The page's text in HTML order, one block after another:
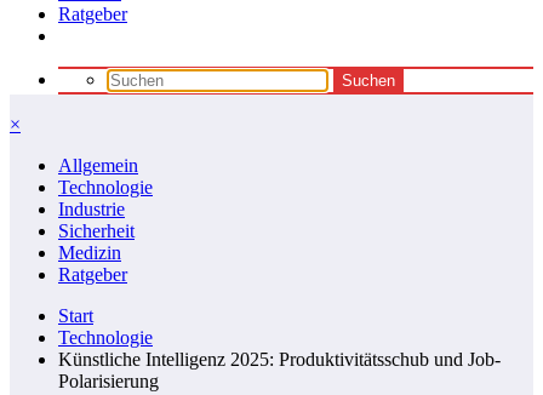
Ratgeber
×
Allgemein
Technologie
Industrie
Sicherheit
Medizin
Ratgeber
Start
Technologie
Künstliche Intelligenz 2025: Produktivitätsschub und Job-
Polarisierung